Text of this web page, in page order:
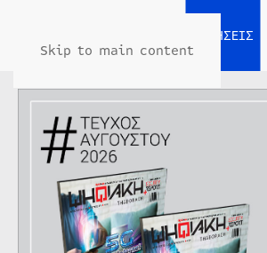
Skip to main content
ΕΙΔΗΣΕΙΣ